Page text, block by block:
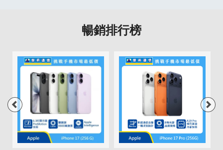
暢銷排行榜